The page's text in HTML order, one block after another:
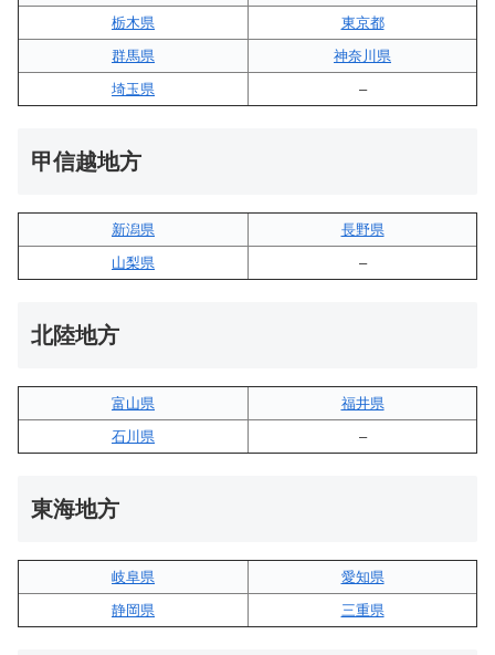
栃木県
東京都
群馬県
神奈川県
埼玉県
–
甲信越地方
新潟県
長野県
山梨県
–
北陸地方
富山県
福井県
石川県
–
東海地方
岐阜県
愛知県
静岡県
三重県